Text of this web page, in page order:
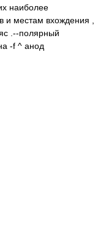
наиболее
и местам вхождения ,
.--полярный
-f ^ анод